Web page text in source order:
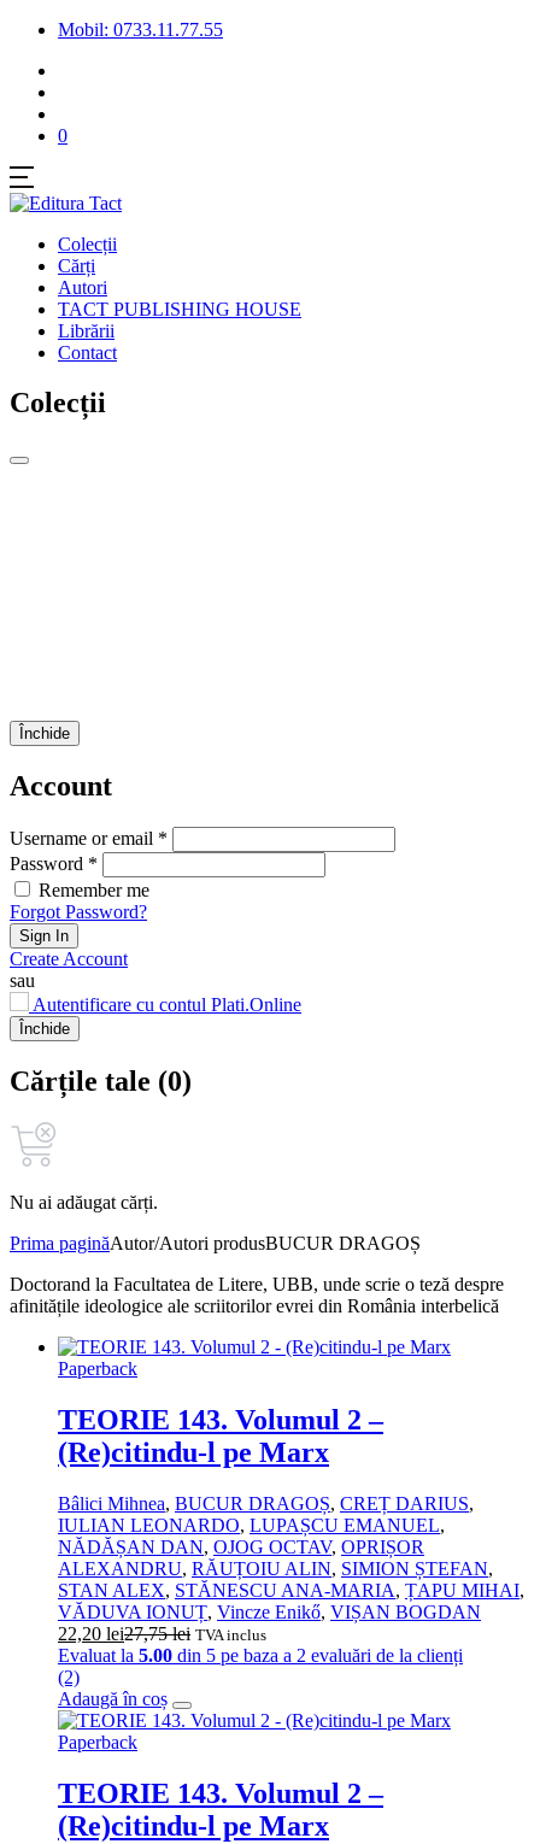
Mobil: 0733.11.77.55
0
Colecții
Cărți
Autori
TACT PUBLISHING HOUSE
Librării
Contact
Colecții
Închide
Account
Username or email *
Password *
Remember me
Forgot Password?
Sign In
Create Account
sau
Autentificare cu contul Plati.Online
Închide
Cărțile tale (0)
Nu ai adăugat cărți.
Prima paginăAutor/Autori produsBUCUR DRAGOȘ
Doctorand la Facultatea de Litere, UBB, unde scrie o teză despre
afinitățile ideologice ale scriitorilor evrei din România interbelică
Paperback
TEORIE 143. Volumul 2 –
(Re)citindu-l pe Marx
Bâlici Mihnea, BUCUR DRAGOȘ, CREȚ DARIUS,
IULIAN LEONARDO, LUPAȘCU EMANUEL,
NĂDĂȘAN DAN, OJOG OCTAV, OPRIȘOR
ALEXANDRU, RĂUȚOIU ALIN, SIMION ȘTEFAN,
STAN ALEX, STĂNESCU ANA‑MARIA, ȚAPU MIHAI,
VĂDUVA IONUȚ, Vincze Enikő, VIȘAN BOGDAN
22,20 lei27,75lei TVA inclus
Evaluat la 5.00 din 5 pe baza a 2 evaluări de la clienți
(2)
Adaugă în coș
Paperback
TEORIE 143. Volumul 2 –
(Re)citindu-l pe Marx